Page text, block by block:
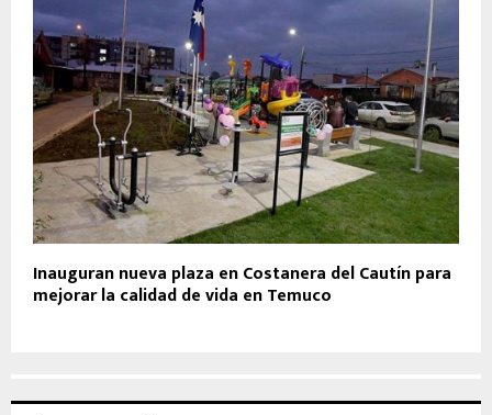
Inauguran nueva plaza en Costanera del Cautín para
mejorar la calidad de vida en Temuco